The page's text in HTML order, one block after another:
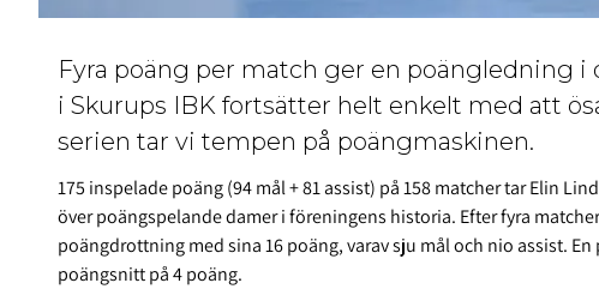
Fyra poäng per match ger en poängledning i
i Skurups IBK fortsätter helt enkelt med att
serien tar vi tempen på poängmaskinen.
175 inspelade poäng (94 mål + 81 assist) på 158 matcher tar Elin
över poängspelande damer i föreningens historia. Efter fyra
poängdrottning med sina 16 poäng, varav sju mål och nio assist.
poängsnitt på 4 poäng.